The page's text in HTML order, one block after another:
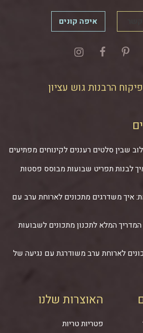
איפה קונים
הרבנות גוש עציון
שבין סלטים רעננים לקינוחים מפתיעים
לבנות תפריט שבועות מבוסס פסטות
איך משדרגים מתכונים לארוחת ערב עם
המלא לתכנון מתכונים לשבועות
לארוחת ערב משודרגת עם נגיעה של
האוצרות שלנו
פטריות טריות